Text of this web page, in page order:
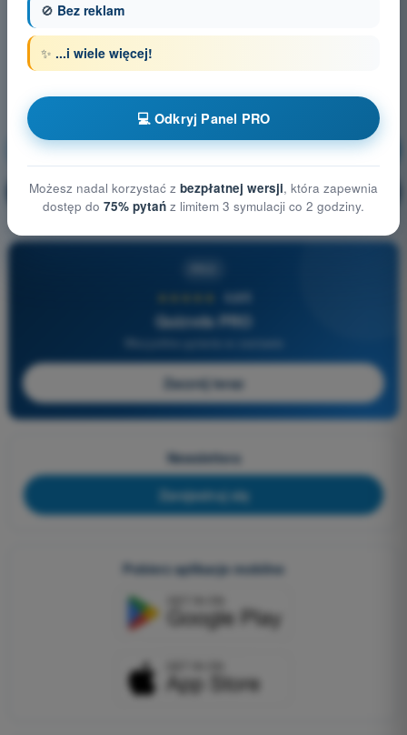
Osiągi BSP Trening!
🔒 PRO Wyjaśnienie pytania
4,6/5
Quizvds PRO
Zacznij teraz
Newslettera
Zarejestruj się
Pobierz aplikacje mobilne
🚫 Bez reklam
✨ ...i wiele więcej!
💻 Odkryj Panel PRO
Możesz nadal korzystać z bezpłatnej wersji, która zapewnia
dostęp do 75% pytań z limitem 3 symulacji co 2 godziny.